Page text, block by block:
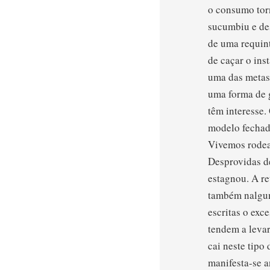
o consumo
sucumbiu e
de uma
de caçar o
uma das
uma forma de
têm
modelo
Vivemos
Desprovidas
estagnou. A
também
escritas o
tendem a
cai neste tipo
manifesta-se